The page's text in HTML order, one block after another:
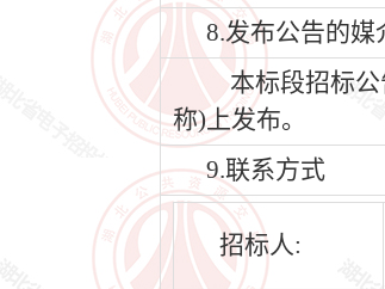
8.发布公告的媒
本标段招标公
称)上发布。
9.联系方式
招标人: